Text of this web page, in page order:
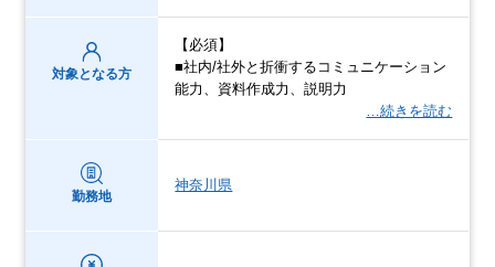
対象となる方
【必須】
■社内/社外と折衝するコミュニケーション
能⼒、資料作成⼒、説明⼒
…続きを読む
勤務地
神奈川県